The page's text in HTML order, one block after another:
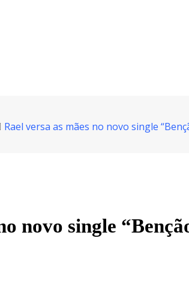
Rael versa as mães no novo single
novo single